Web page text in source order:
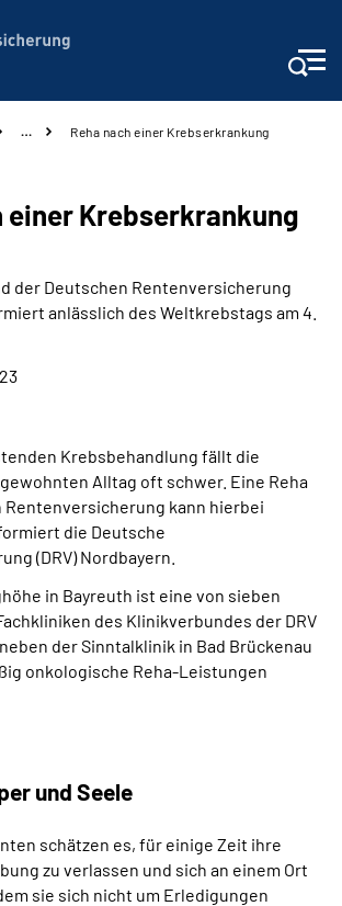
(DGS)
Mein Kundenportal
… Reha nach einer Krebserkrankung
einer Krebserkrankung
der Deutschen Rentenversicherung
anlässlich des Weltkrebstags am 4.
Krebsbehandlung fällt die
Alltag oft schwer. Eine Reha
kann hierbei
die Deutsche
(DRV) Nordbayern.
in Bayreuth ist eine von sieben
des Klinikverbundes der DRV
der Sinntalklinik in Bad Brückenau
onkologische Reha-Leistungen
und Seele
schätzen es, für einige Zeit ihre
zu verlassen und sich an einem Ort
sie sich nicht um Erledigungen